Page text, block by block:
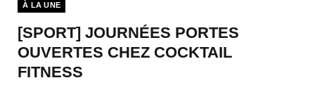
À LA UNE
[SPORT] JOURNÉES PORTES
OUVERTES CHEZ COCKTAIL
FITNESS